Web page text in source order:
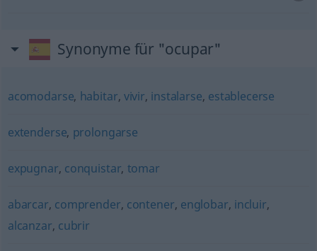
Synonyme für "ocupar"
acomodarse, habitar, vivir, instalarse, establecerse
extenderse, prolongarse
expugnar, conquistar, tomar
abarcar, comprender, contener, englobar, incluir,
alcanzar, cubrir